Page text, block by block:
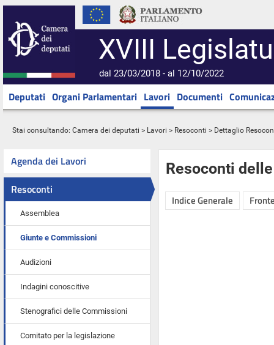
XVIII
dal 23/03/2018 - al 12/10/2022
Deputati Organi Parlamentari Lavori Documenti
Stai consultando: Camera dei deputati > Lavori > Resoconti > Dettaglio
Agenda dei Lavori
Resoconti
Assemblea
Giunte e Commissioni
Audizioni
Indagini conoscitive
Stenografici delle Commissioni
Comitato per la legislazione
Resoconti
Indice Generale